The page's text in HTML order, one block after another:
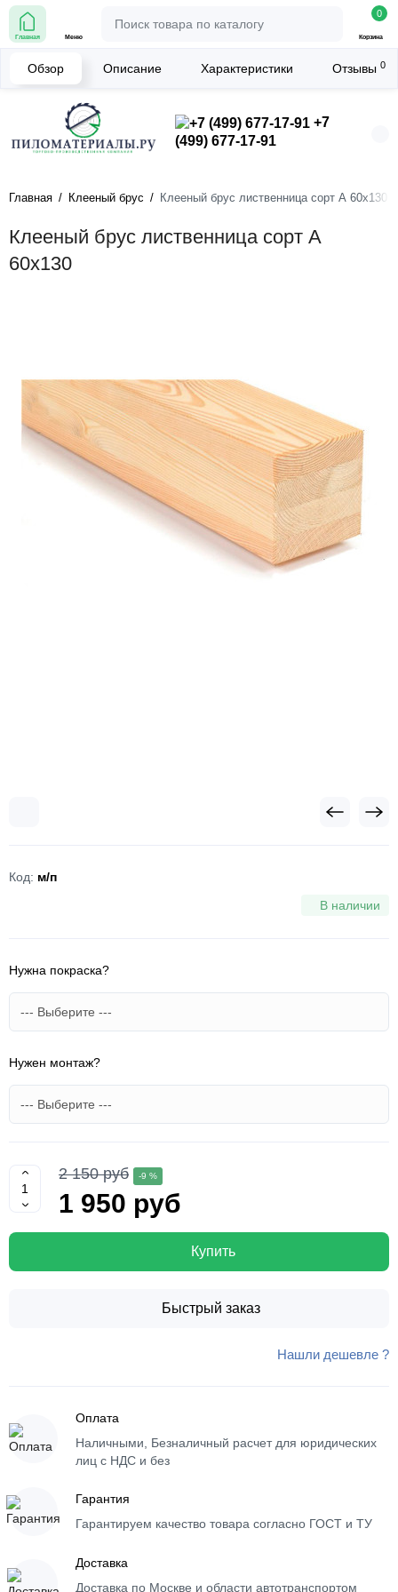
+7
(499) 677-17-91
Главная Меню
0
Корзина
Главная Клееный брус Клееный брус лиственница сорт А 60х130
Клееный брус лиственница сорт А
60х130
Обзор Описание Характеристики Отзывы 0
Код: м/п
В наличии
Нужна покраска?
Нужен монтаж?
2 150 руб -9 %
1 950 руб
Купить
Быстрый заказ
Нашли дешевле ?
Оплата
Наличными, Безналичный расчет для юридических
лиц с НДС и без
Гарантия
Гарантируем качество товара согласно ГОСТ и ТУ
Доставка
Доставка по Москве и области автотранспортом